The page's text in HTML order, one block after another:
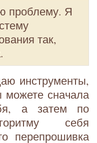
проблему. Я
так,
инструменты,
сначала
а затем по
себя
перепрошивка